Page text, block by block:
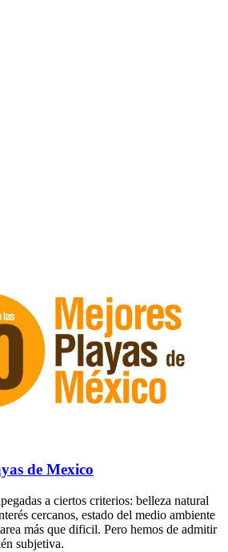
de Mexico
a ciertos criterios: belleza natural
cercanos, estado del medio ambiente
más que dificil. Pero hemos de admitir
subjetiva.